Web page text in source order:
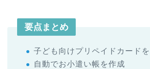
要点まとめ
子ども向けプリペイドカード
自動でお小遣い帳を作成